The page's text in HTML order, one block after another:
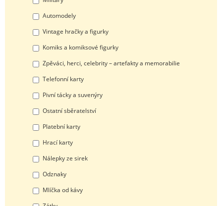
Automodely
Vintage hračky a figurky
Komiks a komiksové figurky
Zpěváci, herci, celebrity – artefakty a memorabilie
Telefonní karty
Pivní tácky a suvenýry
Ostatní sběratelství
Platební karty
Hrací karty
Nálepky ze sirek
Odznaky
Mlíčka od kávy